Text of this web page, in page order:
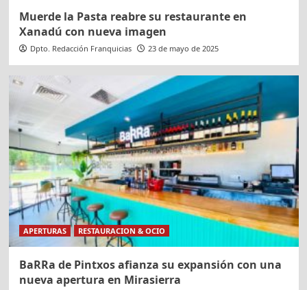
Muerde la Pasta reabre su restaurante en
Xanadú con nueva imagen
Dpto. Redacción Franquicias 23 de mayo de 2025
APERTURAS RESTAURACION & OCIO
BaRRa de Pintxos afianza su expansión con una
nueva apertura en Mirasierra